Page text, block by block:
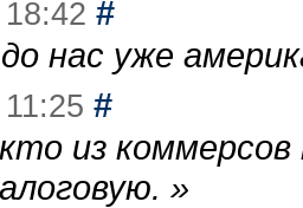
#
нас уже
#
из
»